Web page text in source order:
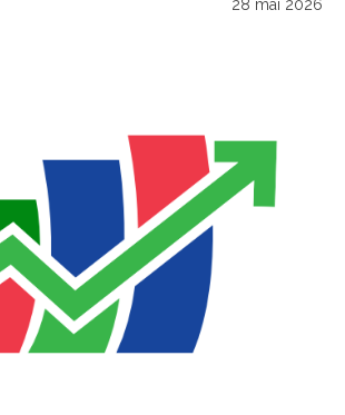
28 mai 2026